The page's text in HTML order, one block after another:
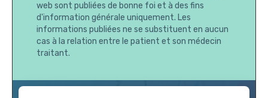
web sont publiées de bonne foi et à des fins
d'information générale uniquement. Les
informations publiées ne se substituent en aucun
cas à la relation entre le patient et son médecin
traitant.